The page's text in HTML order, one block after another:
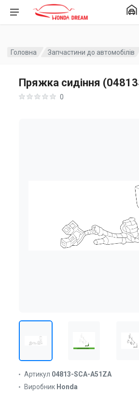
Головна Запчастини до автомобілів
Пряжка сидіння
0
Артикул 04813-SCA-A51ZA
Виробник Honda